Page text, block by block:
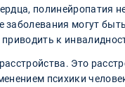
полинейропатия
заболевания могут
к
Это
психики